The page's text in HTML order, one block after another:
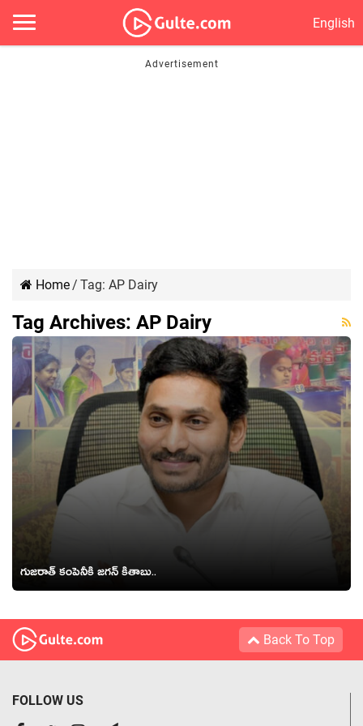
English
Home/ Tag: AP Dairy
Tag Archives: AP Dairy
గుజ‌రాత్ కంపెనీకి జ‌గ‌న్ కితాబు..
Back To Top
FOLLOW US